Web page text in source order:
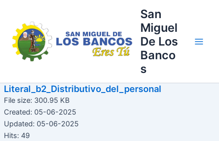
contenido
San
Miguel
De Los
Banco
s
Literal_b2_Distributivo_del_personal
File size: 300.95 KB
Created: 05-06-2025
Updated: 05-06-2025
Hits: 49